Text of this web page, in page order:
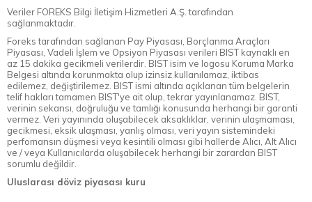
Veriler FOREKS Bilgi İletişim Hizmetleri A.Ş. tarafından
sağlanmaktadır.
Foreks tarafından sağlanan Pay Piyasası, Borçlanma Araçları
Piyasası, Vadeli İşlem ve Opsiyon Piyasası verileri BIST kaynaklı en
az 15 dakika gecikmeli verilerdir. BIST isim ve logosu Koruma Marka
Belgesi altında korunmakta olup izinsiz kullanılamaz, iktibas
edilemez, değiştirilemez. BIST ismi altında açıklanan tüm belgelerin
telif hakları tamamen BIST'ye ait olup, tekrar yayınlanamaz. BIST,
verinin sekansı, doğruluğu ve tamlığı konusunda herhangi bir garanti
vermez. Veri yayınında oluşabilecek aksaklıklar, verinin ulaşmaması,
gecikmesi, eksik ulaşması, yanlış olması, veri yayın sistemindeki
perfomansın düşmesi veya kesintili olması gibi hallerde Alıcı, Alt Alıcı
ve / veya Kullanıcılarda oluşabilecek herhangi bir zarardan BIST
sorumlu değildir.
Uluslarası döviz piyasası kuru